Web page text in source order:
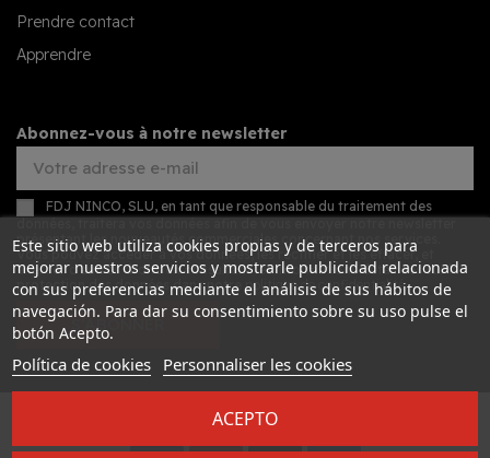
Prendre contact
Apprendre
Abonnez-vous à notre newsletter
FDJ NINCO, SLU, en tant que responsable du traitement des
présentant les nouveautés commerciales concernant nos services.
Vous pouvez accéder à vos données, les rectifier et les effacer, et
exercer d'autres droits en consultant les informations détaillées sur la
protection des données dans notre politique de confidentialité.
S’ABONNER
Desarrollado por
Este sitio web utiliza cookies propias y de terceros para
mejorar nuestros servicios y mostrarle publicidad relacionada
con sus preferencias mediante el análisis de sus hábitos de
navegación. Para dar su consentimiento sobre su uso pulse el
botón Acepto.
Política de cookies Personnaliser les cookies
ACEPTO